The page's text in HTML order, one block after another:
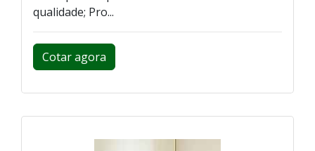
qualidade; Pro...
Cotar agora